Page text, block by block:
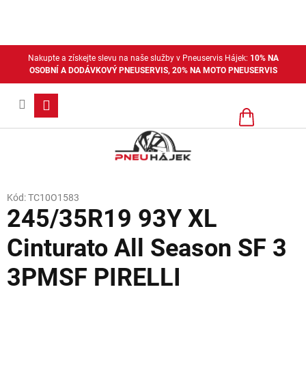
Nakupte a získejte slevu na naše služby v Pneuservis Hájek: 10% NA
OSOBNÍ A DODÁVKOVÝ PNEUSERVIS, 20% NA MOTO PNEUSERVIS
Nákupní
245/35R19 93Y XL
Cinturato All Season SF 3
3PMSF PIRELLI
Kód:TC10O1583